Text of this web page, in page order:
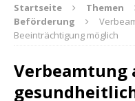
Startseite Themen
Beförderung
Beeinträchtigung möglich
Verbeamtung